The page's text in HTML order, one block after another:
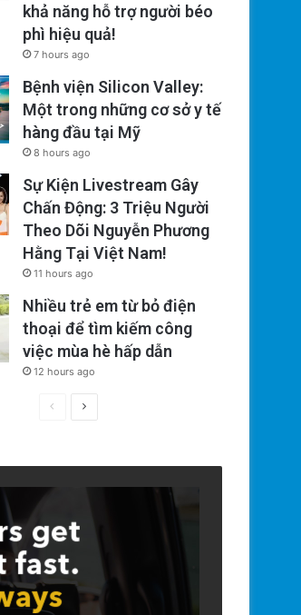
khả năng hỗ trợ người béo
phì hiệu quả!
7 hours ago
Bệnh viện Silicon Valley:
Một trong những cơ sở y tế
hàng đầu tại Mỹ
8 hours ago
Sự Kiện Livestream Gây
Chấn Động: 3 Triệu Người
Theo Dõi Nguyễn Phương
Hằng Tại Việt Nam!
11 hours ago
Nhiều trẻ em từ bỏ điện
thoại để tìm kiếm công
việc mùa hè hấp dẫn
12 hours ago
PreviousNext